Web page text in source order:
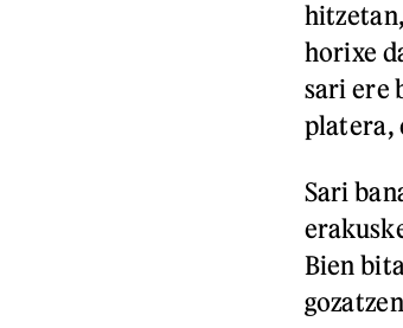
horixe
sari ere
platera,
Sari
Bien